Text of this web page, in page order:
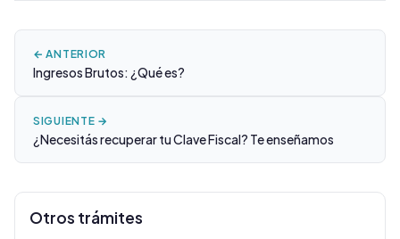
← ANTERIOR
Ingresos Brutos: ¿Qué es?
SIGUIENTE →
¿Necesitás recuperar tu Clave Fiscal? Te enseñamos
Otros trámites